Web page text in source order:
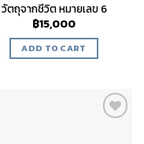
วัตถุจากชีวิต หมายเลข 6
฿15,000
ADD TO CART